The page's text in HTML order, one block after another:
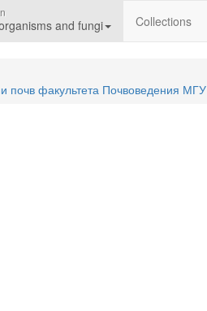
and fungi Collections
почв факультета Почвоведения МГУ